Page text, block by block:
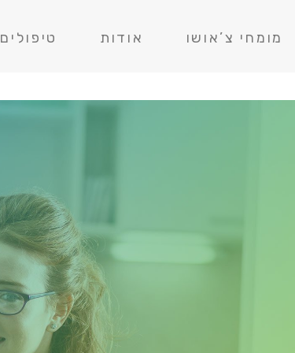
טיפולים אודות מומחי צ’אושו